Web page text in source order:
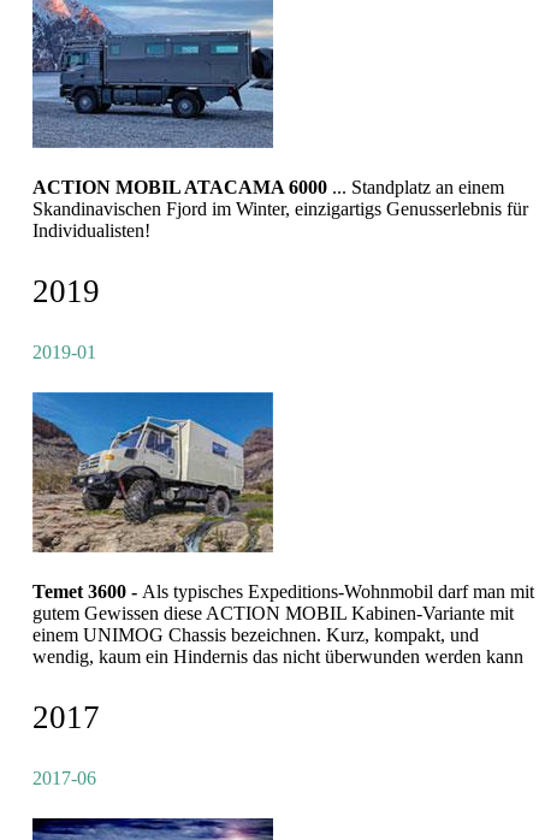
ACTION MOBIL ATACAMA 6000 ... Standplatz an einem
Skandinavischen Fjord im Winter, einzigartigs Genusserlebnis für
Individualisten!
2019
2019-01
Temet 3600 - Als typisches Expeditions-Wohnmobil darf man mit
gutem Gewissen diese ACTION MOBIL Kabinen-Variante mit
einem UNIMOG Chassis bezeichnen. Kurz, kompakt, und
wendig, kaum ein Hindernis das nicht überwunden werden kann
2017
2017-06